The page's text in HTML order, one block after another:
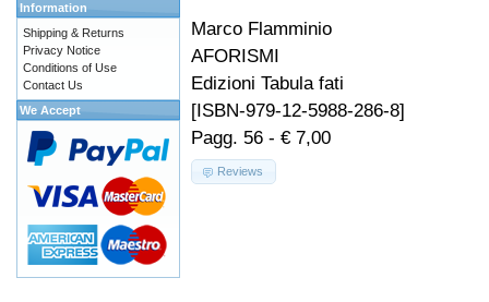
Marco Flamminio
AFORISMI
Edizioni Tabula fati
[ISBN-979-12-5988-286-8]
Pagg. 56 - € 7,00
Reviews
Information
Shipping & Returns
Privacy Notice
Conditions of Use
Contact Us
We Accept